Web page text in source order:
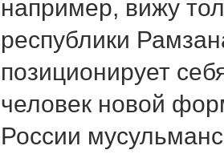
например, вижу
республики
позиционирует
человек новой
России